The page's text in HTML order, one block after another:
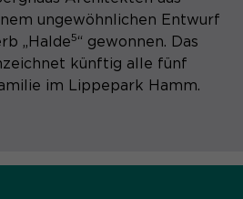
ungewöhnlichen Entwurf
„Halde5“ gewonnen. Das
künftig alle fünf
im Lippepark Hamm.